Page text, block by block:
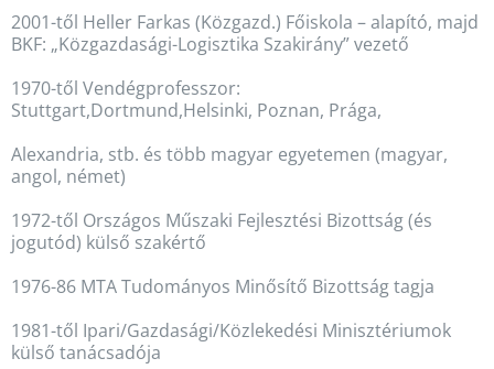
2001-től Heller Farkas (Közgazd.) Főiskola – alapító, majd
BKF: „Közgazdasági-Logisztika Szakirány” vezető
1970-től Vendégprofesszor:
Stuttgart,Dortmund,Helsinki, Poznan, Prága,
Alexandria, stb. és több magyar egyetemen (magyar,
angol, német)
1972-től Országos Műszaki Fejlesztési Bizottság (és
jogutód) külső szakértő
1976-86 MTA Tudományos Minősítő Bizottság tagja
1981-től Ipari/Gazdasági/Közlekedési Minisztériumok
külső tanácsadója